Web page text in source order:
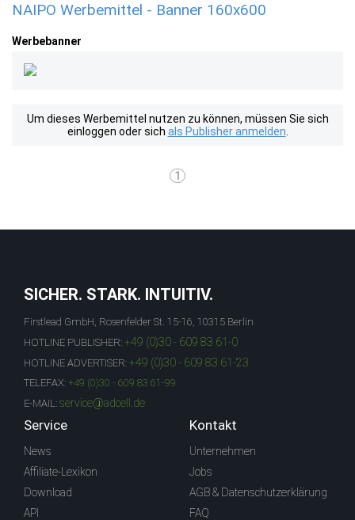
NAIPO Werbemittel - Banner 160x600
Werbebanner
Um dieses Werbemittel nutzen zu können, müssen Sie sich
einloggen oder sich als Publisher anmelden
1
SICHER. STARK. INTUITIV.
Firstlead GmbH, Rosenfelder St. 15-16, 10315 Berlin
HOTLINE PUBLISHER: +49 (0)30 - 609 83 61-0
HOTLINE ADVERTISER: +49 (0)30 - 609 83 61-23
TELEFAX: +49 (0)30 - 609 83 61-99
E-MAIL: service@adcell.de
Service
News
Affiliate-Lexikon
Download
API
Kontakt
Unternehmen
Jobs
AGB & Datenschutzerklärung
FAQ